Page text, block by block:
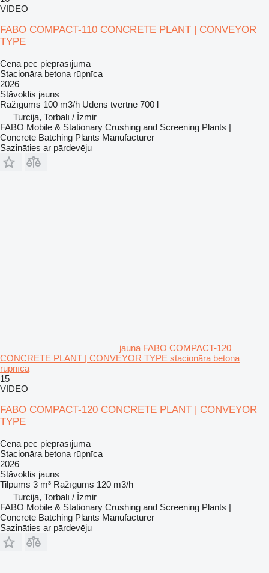
VIDEO
FABO COMPACT-110 CONCRETE PLANT | CONVEYOR
TYPE
Cena pēc pieprasījuma
Stacionāra betona rūpnīca
2026
Stāvoklis jauns
Ražīgums 100 m3/h Ūdens tvertne 700 l
Turcija, Torbalı / İzmir
FABO Mobile & Stationary Crushing and Screening Plants |
Concrete Batching Plants Manufacturer
Sazināties ar pārdevēju
jauna FABO COMPACT-120
CONCRETE PLANT | CONVEYOR TYPE stacionāra betona
rūpnīca
15
VIDEO
FABO COMPACT-120 CONCRETE PLANT | CONVEYOR
TYPE
Cena pēc pieprasījuma
Stacionāra betona rūpnīca
2026
Stāvoklis jauns
Tilpums 3 m³ Ražīgums 120 m3/h
Turcija, Torbalı / İzmir
FABO Mobile & Stationary Crushing and Screening Plants |
Concrete Batching Plants Manufacturer
Sazināties ar pārdevēju